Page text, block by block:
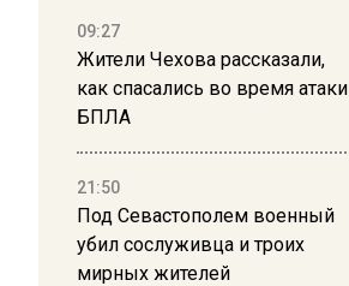
09:27
Жители Чехова рассказали,
как спасались во время атаки
БПЛА
21:50
Под Севастополем военный
убил сослуживца и троих
мирных жителей